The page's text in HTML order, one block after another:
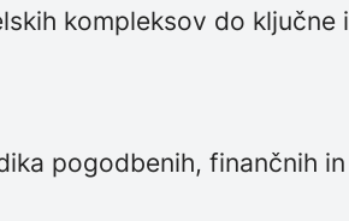
kompleksov do ključne
pogodbenih, finančnih